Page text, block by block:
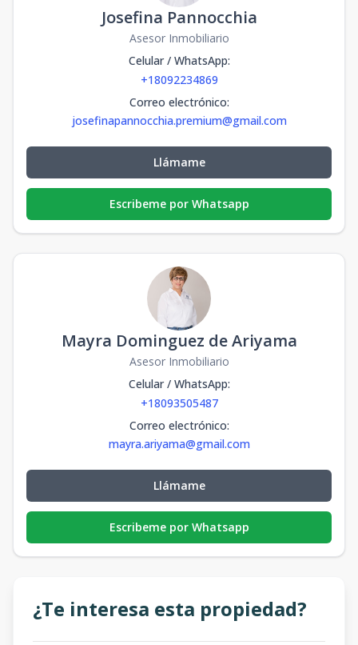
Josefina Pannocchia
Asesor Inmobiliario
Celular / WhatsApp:
+18092234869
Correo electrónico:
josefinapannocchia.premium@gmail.com
Llámame
Escribeme por Whatsapp
Mayra Dominguez de Ariyama
Asesor Inmobiliario
Celular / WhatsApp:
+18093505487
Correo electrónico:
mayra.ariyama@gmail.com
Llámame
Escribeme por Whatsapp
¿Te interesa esta propiedad?